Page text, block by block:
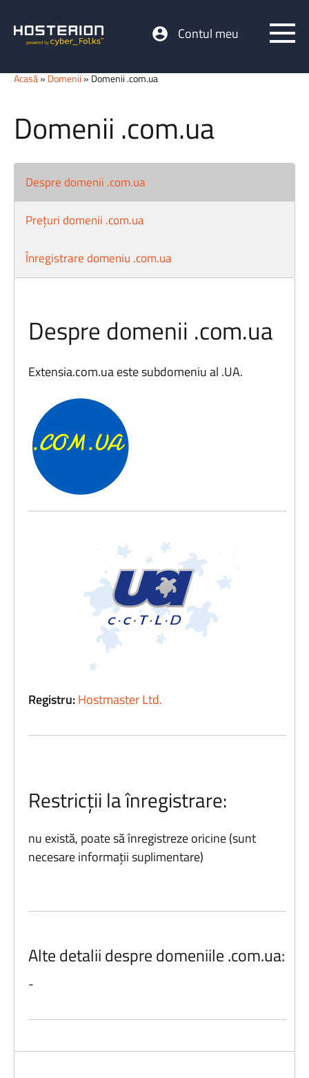
Contul meu
Acasă» Domenii » Domenii .com.ua
Domenii .com.ua
Despre domenii .com.ua
Prețuri domenii .com.ua
Înregistrare domeniu .com.ua
Despre domenii .com.ua
Extensia.com.ua este subdomeniu al .UA.
Registru:Hostmaster Ltd.
Restricții la înregistrare:
nu există, poate să înregistreze oricine (sunt
necesare informații suplimentare)
Alte detalii despre domeniile .com.ua:
-